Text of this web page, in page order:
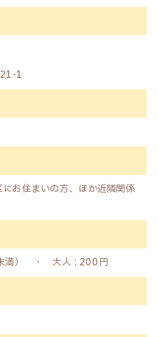
1
お住まいの方、ほか近隣関係
満） ・ 大人 : 200円